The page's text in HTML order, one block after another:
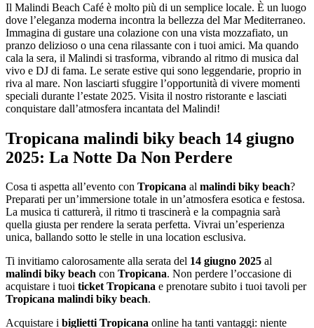
Il Malindi Beach Café è molto più di un semplice locale. È un luogo
dove l’eleganza moderna incontra la bellezza del Mar Mediterraneo.
Immagina di gustare una colazione con una vista mozzafiato, un
pranzo delizioso o una cena rilassante con i tuoi amici. Ma quando
cala la sera, il Malindi si trasforma, vibrando al ritmo di musica dal
vivo e DJ di fama. Le serate estive qui sono leggendarie, proprio in
riva al mare. Non lasciarti sfuggire l’opportunità di vivere momenti
speciali durante l’estate 2025. Visita il nostro ristorante e lasciati
conquistare dall’atmosfera incantata del Malindi!
Tropicana malindi biky beach 14 giugno
2025: La Notte Da Non Perdere
Cosa ti aspetta all’evento con Tropicana al malindi biky beach?
Preparati per un’immersione totale in un’atmosfera esotica e festosa.
La musica ti catturerà, il ritmo ti trascinerà e la compagnia sarà
quella giusta per rendere la serata perfetta. Vivrai un’esperienza
unica, ballando sotto le stelle in una location esclusiva.
Ti invitiamo calorosamente alla serata del 14 giugno 2025 al
malindi biky beach con Tropicana. Non perdere l’occasione di
acquistare i tuoi ticket Tropicana e prenotare subito i tuoi tavoli per
Tropicana malindi biky beach.
Acquistare i biglietti Tropicana online ha tanti vantaggi: niente